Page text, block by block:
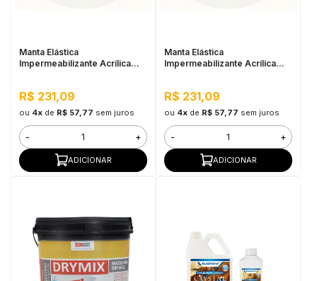
Manta Elástica
Impermeabilizante Acrílica
R$ 231,09
ou 4xde R$ 57,77 sem juros
- +
ADICIONAR
Manta Elástica
Impermeabilizante Acrílica
R$ 231,09
ou 4xde R$ 57,77 sem juros
- +
ADICIONAR